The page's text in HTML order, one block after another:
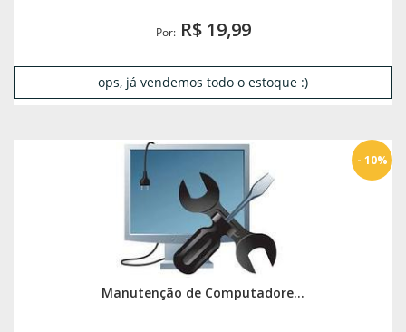
Por:R$ 19,99
ops, já vendemos todo o estoque :)
Manutenção de Computadore...
- 10%